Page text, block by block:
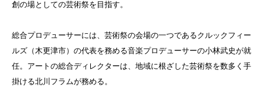
創の場としての芸術祭を目指す。
総合プロデューサーには、芸術祭の会場の一つであるクルックフィー
ルズ（木更津市）の代表を務める音楽プロデューサーの小林武史が就
任。アートの総合ディレクターは、地域に根ざした芸術祭を数多く手
掛ける北川フラムが務める。